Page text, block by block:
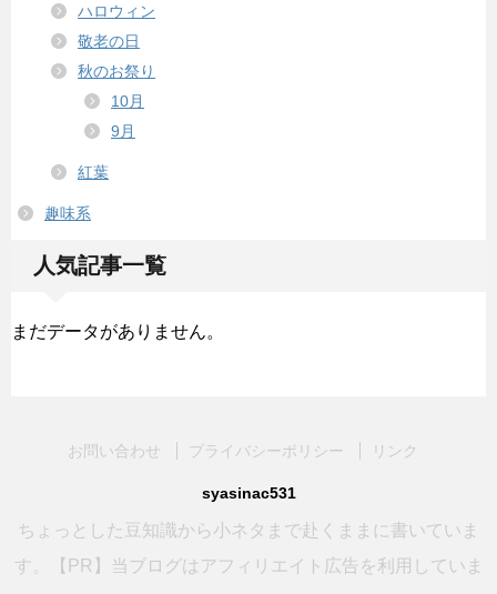
ハロウィン
敬老の日
秋のお祭り
10月
9月
紅葉
趣味系
人気記事一覧
まだデータがありません。
お問い合わせ プライバシーポリシー リンク
syasinac531
ちょっとした豆知識から小ネタまで赴くままに書いていま
す。【PR】当ブログはアフィリエイト広告を利用していま